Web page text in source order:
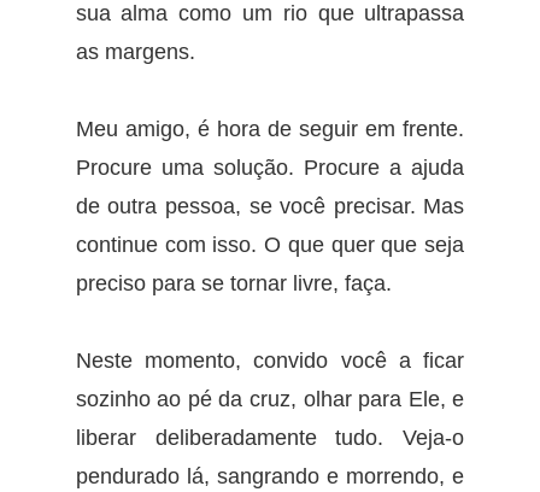
sua alma como um rio que ultrapassa
as margens.
Meu amigo, é hora de seguir em frente.
Procure uma solução. Procure a ajuda
de outra pessoa, se você precisar. Mas
continue com isso. O que quer que seja
preciso para se tornar livre, faça.
Neste momento, convido você a ficar
sozinho ao pé da cruz, olhar para Ele, e
liberar deliberadamente tudo. Veja-o
pendurado lá, sangrando e morrendo, e